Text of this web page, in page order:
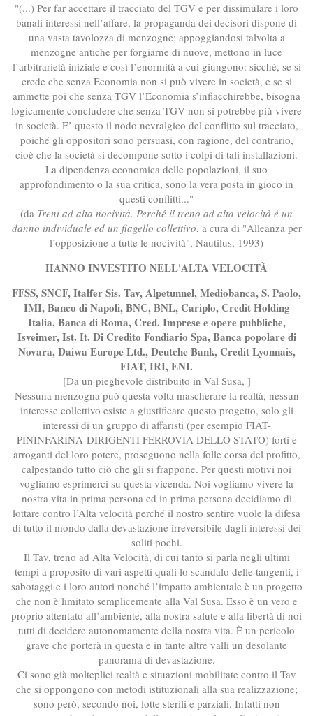
"(...) Per far accettare il tracciato del TGV e per dissimulare i loro
banali interessi nell’affare, la propaganda dei decisori dispone di
una vasta tavolozza di menzogne; appoggiandosi talvolta a
menzogne antiche per forgiarne di nuove, mettono in luce
l’arbitrarietà iniziale e così l’enormità a cui giungono: sicché, se si
crede che senza Economia non si può vivere in società, e se si
ammette poi che senza TGV l’Economia s’infiacchirebbe, bisogna
logicamente concludere che senza TGV non si potrebbe più vivere
in società. E’ questo il nodo nevralgico del conflitto sul tracciato,
poiché gli oppositori sono persuasi, con ragione, del contrario,
cioè che la società si decompone sotto i colpi di tali installazioni.
La dipendenza economica delle popolazioni, il suo
approfondimento o la sua critica, sono la vera posta in gioco in
questi conflitti..."
(da Treni ad alta nocività. Perché il treno ad alta velocità è un
danno individuale ed un flagello collettivo, a cura di "Alleanza per
l’opposizione a tutte le nocività", Nautilus, 1993)
HANNO INVESTITO NELL'ALTA VELOCITÀ
FFSS, SNCF, Italfer Sis. Tav, Alpetunnel, Mediobanca, S. Paolo,
IMI, Banco di Napoli, BNC, BNL, Cariplo, Credit Holding
Italia, Banca di Roma, Cred. Imprese e opere pubbliche,
Isveimer, Ist. It. Di Credito Fondiario Spa, Banca popolare di
Novara, Daiwa Europe Ltd., Deutche Bank, Credit Lyonnais,
FIAT, IRI, ENI.
[Da un pieghevole distribuito in Val Susa, ]
Nessuna menzogna può questa volta mascherare la realtà, nessun
interesse collettivo esiste a giustificare questo progetto, solo gli
interessi di un gruppo di affaristi (per esempio FIAT-
PININFARINA-DIRIGENTI FERROVIA DELLO STATO) forti e
arroganti del loro potere, proseguono nella folle corsa del profitto,
calpestando tutto ciò che gli si frappone. Per questi motivi noi
vogliamo esprimerci su questa vicenda. Noi vogliamo vivere la
nostra vita in prima persona ed in prima persona decidiamo di
lottare contro l’Alta velocità perché il nostro sentire vuole la difesa
di tutto il mondo dalla devastazione irreversibile dagli interessi dei
soliti pochi.
Il Tav, treno ad Alta Velocità, di cui tanto si parla negli ultimi
tempi a proposito di vari aspetti quali lo scandalo delle tangenti, i
sabotaggi e i loro autori nonché l’impatto ambientale è un progetto
che non è limitato semplicemente alla Val Susa. Esso è un vero e
proprio attentato all’ambiente, alla nostra salute e alla libertà di noi
tutti di decidere autonomamente della nostra vita. È un pericolo
grave che porterà in questa e in tante altre valli un desolante
panorama di devastazione.
Ci sono già molteplici realtà e situazioni mobilitate contro il Tav
che si oppongono con metodi istituzionali alla sua realizzazione;
sono però, secondo noi, lotte sterili e parziali. Infatti non